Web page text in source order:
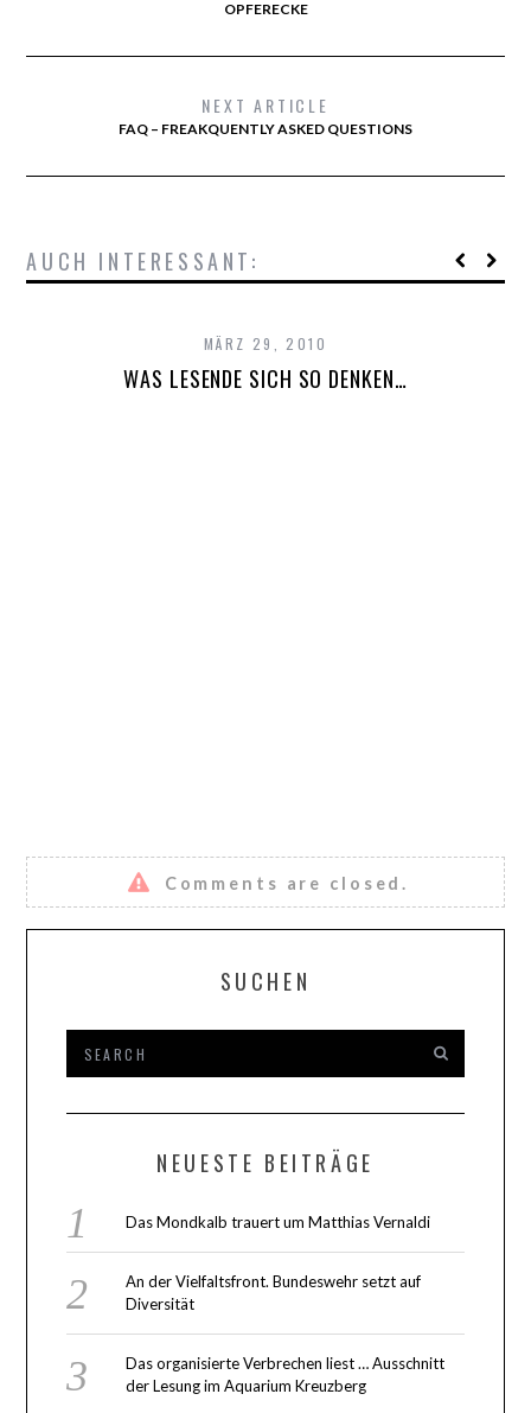
OPFERECKE
NEXT ARTICLE
FAQ – FREAKQUENTLY ASKED QUESTIONS
AUCH INTERESSANT:
MÄRZ 29, 2010
WAS LESENDE SICH SO DENKEN…
Comments are closed.
SUCHEN
NEUESTE BEITRÄGE
Das Mondkalb trauert um Matthias Vernaldi
An der Vielfaltsfront. Bundeswehr setzt auf
Diversität
Das organisierte Verbrechen liest … Ausschnitt
der Lesung im Aquarium Kreuzberg